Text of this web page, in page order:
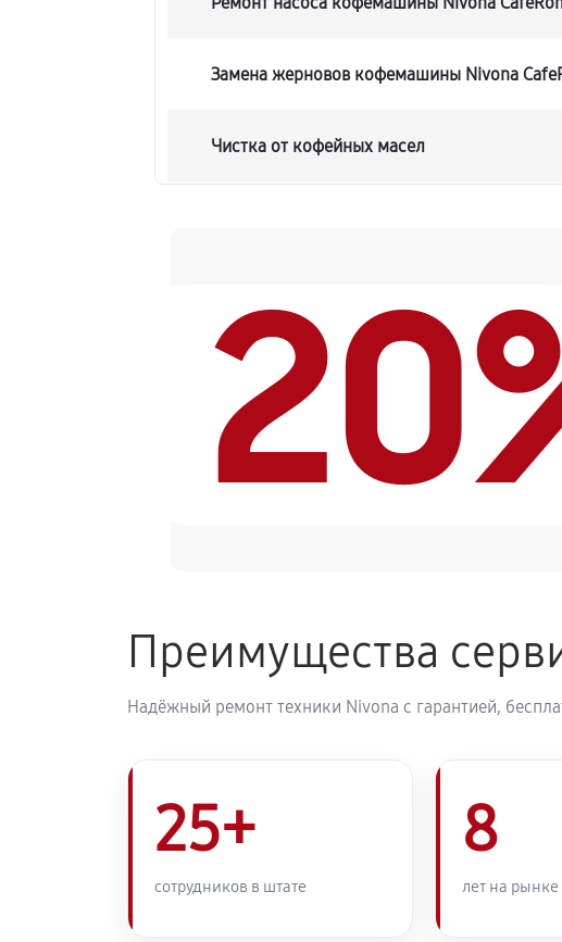
Замена жерновов кофемашины Nivona
Чистка от кофейных масел
Ремонт гидросистемы кофемашины Nivona
Ремонт кофемолки кофемашины Nivona
Преимущества
Надёжный ремонт техники Nivona с гарантией,
25+
сотрудников в штате
8
лет на рынке